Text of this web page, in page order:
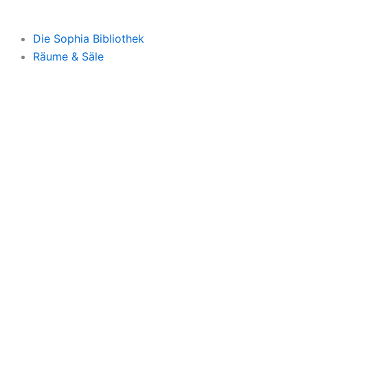
Die Sophia Bibliothek
Räume & Säle